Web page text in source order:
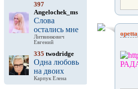
397
Angelochek_ms
Слова
остались мне
Литвинкович
Евгений
335 twodridge
Одна любовь
на двоих
Карпук Елена